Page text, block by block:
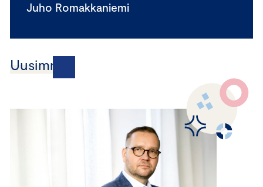
Juho Romakkaniemi
Uusimmat